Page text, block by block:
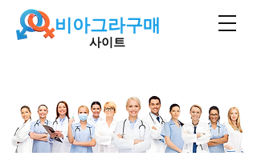
비아그라구매
사이트